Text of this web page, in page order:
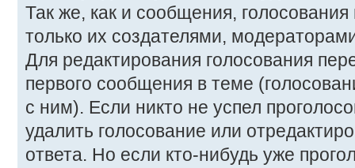
Так же, как и сообщения, голосования
только их создателями,
Для редактирования голосования
первого сообщения в теме
с ним). Если никто не успел
удалить голосование или
ответа. Но если кто-нибудь уже